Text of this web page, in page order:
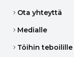
Ota yhteyttä
Medialle
Töihin teboilille